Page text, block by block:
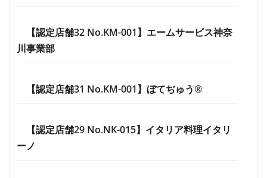
【認定店舗32 No.KM-001】エームサービス神奈
川事業部
【認定店舗31 No.KM-001】ぼてぢゅう®
【認定店舗29 No.NK-015】イタリア料理イタリ
ーノ